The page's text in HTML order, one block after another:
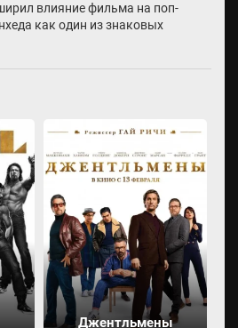
влияние фильма на поп-
как один из знаковых
Джентльмены